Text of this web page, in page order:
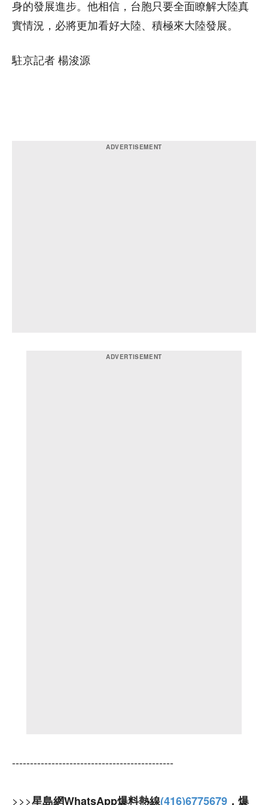
身的發展進步。他相信，台胞只要全面瞭解大陸真
實情況，必將更加看好大陸、積極來大陸發展。
駐京記者 楊浚源
---------------------------------------------
>>>星島網WhatsApp爆料熱線(416)6775679 ，爆